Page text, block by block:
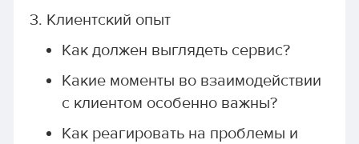
3. Клиентский опыт
Как должен выглядеть сервис?
Какие моменты во взаимодействии
с клиентом особенно важны?
Как реагировать на проблемы и